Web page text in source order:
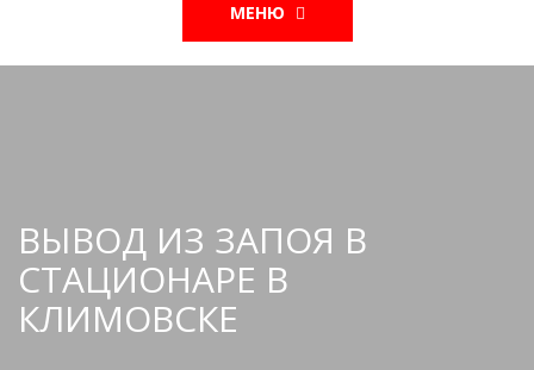
МЕНЮ
ВЫВОД ИЗ ЗАПОЯ В
СТАЦИОНАРЕ В
КЛИМОВСКЕ